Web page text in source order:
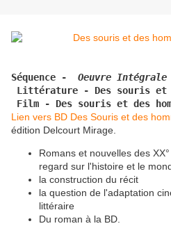
Séquence - Oeuvre Intégrale
Littérature - Des souris et
Film - Des souris et des
Lien vers BD Des Souris et des
édition Delcourt Mirage.
Romans et nouvelles des
regard sur l'histoire et le
la construction du récit
la question de l'adaptation
littéraire
Du roman à la BD.